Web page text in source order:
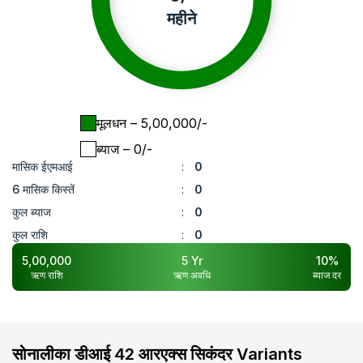
महीने
मूलधन– ₹ 5,00,000/-
ब्याज– ₹ 0/-
मासिक ईएमआई :
0
6 मासिक किस्तें
:
0
कुल ब्याज
:
0
कुल राशि
:
0
5,00,000
ऋण राशि
5 Yr
ऋण अवधि
10%
ब्याज दर
सोनालीका डीआई 42 आरएक्स सिकंदर Variants